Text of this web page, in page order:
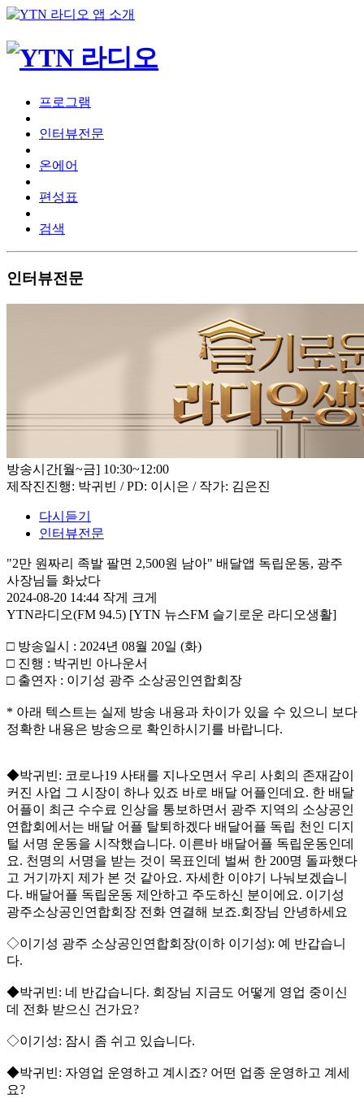
프로그램
인터뷰전문
온에어
편성표
검색
인터뷰전문
방송시간[월~금] 10:30~12:00
제작진진행: 박귀빈 / PD: 이시은 / 작가: 김은진
다시듣기
인터뷰전문
"2만 원짜리 족발 팔면 2,500원 남아" 배달앱 독립운동, 광주
사장님들 화났다
2024-08-20 14:44 작게
크게
YTN라디오(FM 94.5) [YTN 뉴스FM 슬기로운 라디오생활]
□ 방송일시 : 2024년 08월 20일 (화)
□ 진행 : 박귀빈 아나운서
□ 출연자 : 이기성 광주 소상공인연합회장
* 아래 텍스트는 실제 방송 내용과 차이가 있을 수 있으니 보다
정확한 내용은 방송으로 확인하시기를 바랍니다.
◆박귀빈: 코로나19 사태를 지나오면서 우리 사회의 존재감이
커진 사업 그 시장이 하나 있죠 바로 배달 어플인데요. 한 배달
어플이 최근 수수료 인상을 통보하면서 광주 지역의 소상공인
연합회에서는 배달 어플 탈퇴하겠다 배달어플 독립 천인 디지
털 서명 운동을 시작했습니다. 이른바 배달어플 독립운동인데
요. 천명의 서명을 받는 것이 목표인데 벌써 한 200명 돌파했다
고 거기까지 제가 본 것 같아요. 자세한 이야기 나눠보겠습니
다. 배달어플 독립운동 제안하고 주도하신 분이에요. 이기성
광주소상공인연합회장 전화 연결해 보죠.회장님 안녕하세요
◇이기성 광주 소상공인연합회장(이하 이기성): 예 반갑습니
다.
◆박귀빈: 네 반갑습니다. 회장님 지금도 어떻게 영업 중이신
데 전화 받으신 건가요?
◇이기성: 잠시 좀 쉬고 있습니다.
◆박귀빈: 자영업 운영하고 계시죠? 어떤 업종 운영하고 계세
요?